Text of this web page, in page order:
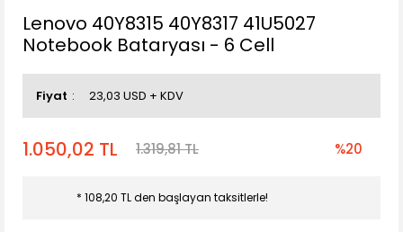
Lenovo 40Y8315 40Y8317 41U5027
Notebook Bataryası - 6 Cell
Fiyat 23,03 USD + KDV
1.050,02 TL 1.319,81 TL %20
* 108,20 TL den başlayan taksitlerle!